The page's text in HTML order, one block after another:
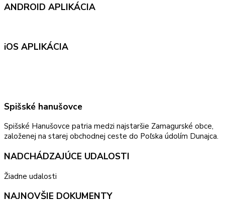
ANDROID APLIKÁCIA
iOS APLIKÁCIA
Spišské hanušovce
Spišské Hanušovce patria medzi najstaršie Zamagurské obce,
založenej na starej obchodnej ceste do Poľska údolím Dunajca.
NADCHÁDZAJÚCE UDALOSTI
Žiadne udalosti
NAJNOVŠIE DOKUMENTY